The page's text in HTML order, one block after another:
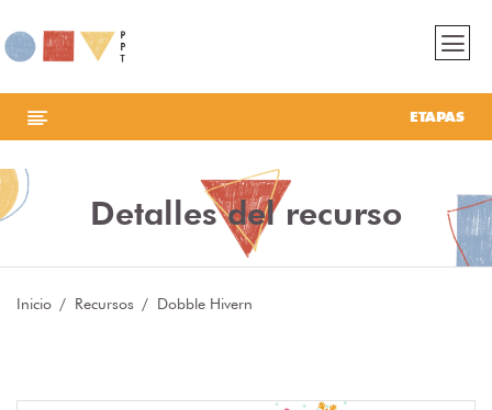
ETAPAS
Detalles del recurso
Inicio Recursos Dobble Hivern